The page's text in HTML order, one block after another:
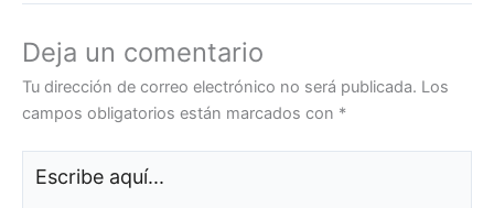
Deja un comentario
Tu dirección de correo electrónico no será publicada. Los
campos obligatorios están marcados con *
aquí...